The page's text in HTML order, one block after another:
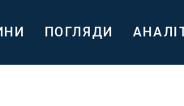
ПОГЛЯДИ